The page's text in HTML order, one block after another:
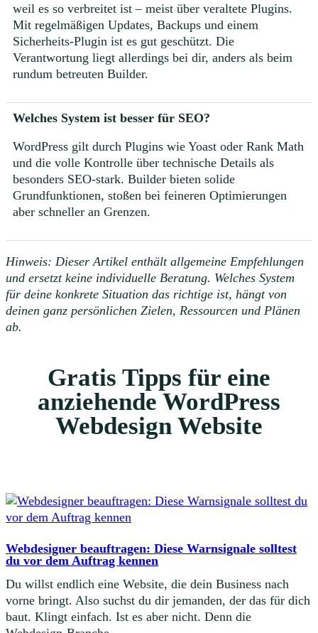
weil es so verbreitet ist – meist über veraltete Plugins.
Mit regelmäßigen Updates, Backups und einem
Sicherheits-Plugin ist es gut geschützt. Die
Verantwortung liegt allerdings bei dir, anders als beim
rundum betreuten Builder.
Welches System ist besser für SEO?
WordPress gilt durch Plugins wie Yoast oder Rank Math
und die volle Kontrolle über technische Details als
besonders SEO-stark. Builder bieten solide
Grundfunktionen, stoßen bei feineren Optimierungen
aber schneller an Grenzen.
Hinweis: Dieser Artikel enthält allgemeine Empfehlungen
und ersetzt keine individuelle Beratung. Welches System
für deine konkrete Situation das richtige ist, hängt von
deinen ganz persönlichen Zielen, Ressourcen und Plänen
ab.
Gratis Tipps für eine
anziehende WordPress
Webdesign Website
Webdesigner beauftragen: Diese Warnsignale solltest
du vor dem Auftrag kennen
Du willst endlich eine Website, die dein Business nach
vorne bringt. Also suchst du dir jemanden, der das für dich
baut. Klingt einfach. Ist es aber nicht. Denn die